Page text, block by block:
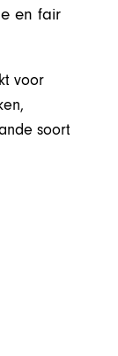
en fair
voor
soort